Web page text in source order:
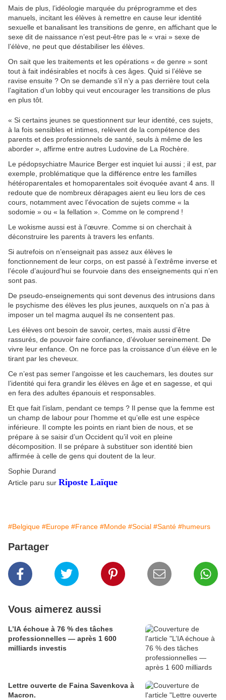
Mais de plus, l’idéologie marquée du préprogramme et des
manuels, incitant les élèves à remettre en cause leur identité
sexuelle et banalisant les transitions de genre, en affichant que le
sexe dit de naissance n’est peut-être pas le « vrai » sexe de
l’élève, ne peut que déstabiliser les élèves.
On sait que les traitements et les opérations « de genre » sont
tout à fait indésirables et nocifs à ces âges. Quid si l’élève se
ravise ensuite ? On se demande s’il n’y a pas derrière tout cela
l’agitation d’un lobby qui veut encourager les transitions de plus
en plus tôt.
« Si certains jeunes se questionnent sur leur identité, ces sujets,
à la fois sensibles et intimes, relèvent de la compétence des
parents et des professionnels de santé, seuls à même de les
aborder », affirme entre autres Ludovine de La Rochère.
Le pédopsychiatre Maurice Berger est inquiet lui aussi ; il est, par
exemple, problématique que la différence entre les familles
hétéroparentales et homoparentales soit évoquée avant 4 ans. Il
redoute que de nombreux dérapages aient eu lieu lors de ces
cours, notamment avec l’évocation de sujets comme « la
sodomie » ou « la fellation ». Comme on le comprend !
Le wokisme aussi est à l’œuvre. Comme si on cherchait à
déconstruire les parents à travers les enfants.
Si autrefois on n’enseignait pas assez aux élèves le
fonctionnement de leur corps, on est passé à l’extrême inverse et
l’école d’aujourd’hui se fourvoie dans des enseignements qui n’en
sont pas.
De pseudo-enseignements qui sont devenus des intrusions dans
le psychisme des élèves les plus jeunes, auxquels on n’a pas à
imposer un tel magma auquel ils ne consentent pas.
Les élèves ont besoin de savoir, certes, mais aussi d’être
rassurés, de pouvoir faire confiance, d’évoluer sereinement. De
vivre leur enfance. On ne force pas la croissance d’un élève en le
tirant par les cheveux.
Ce n’est pas semer l’angoisse et les cauchemars, les doutes sur
l’identité qui fera grandir les élèves en âge et en sagesse, et qui
en fera des adultes épanouis et responsables.
Et que fait l’islam, pendant ce temps ? Il pense que la femme est
un champ de labour pour l’homme et qu’elle est une espèce
inférieure. Il compte les points en riant bien de nous, et se
prépare à se saisir d’un Occident qu’il voit en pleine
décomposition. Il se prépare à substituer son identité bien
affirmée à celle de gens qui doutent de la leur.
Sophie Durand
Article paru sur Riposte Laïque
#Belgique #Europe #France #Monde #Social #Santé #humeurs
Partager
Vous aimerez aussi
L’IA échoue à 76 % des tâches
professionnelles — après 1 600
milliards investis
Lettre ouverte de Faina Savenkova à
Macron.